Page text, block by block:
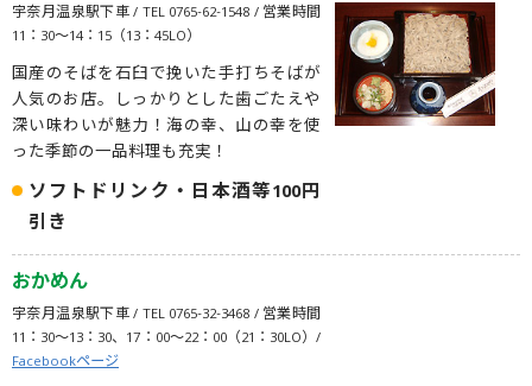
宇奈月温泉駅下車 / TEL 0765-62-1548 / 営業時間
11：30〜14：15（13：45LO）
国産のそばを石臼で挽いた手打ちそばが
人気のお店。しっかりとした歯ごたえや
深い味わいが魅力！海の幸、山の幸を使
った季節の一品料理も充実！
ソフトドリンク・日本酒等100円
引き
おかめん
宇奈月温泉駅下車 / TEL 0765-32-3468 / 営業時間
11：30〜13：30、17：00〜22：00（21：30LO）/
Facebookページ